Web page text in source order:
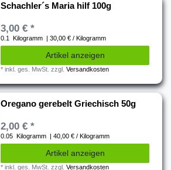
Schachler´s Maria hilf 100g
3,00 € *
0.1 Kilogramm | 30,00 € / Kilogramm
Artikel anzeigen
*inkl. ges. MwSt. zzgl.Versandkosten
Oregano gerebelt Griechisch 50g
2,00 € *
0.05 Kilogramm | 40,00 € / Kilogramm
Artikel anzeigen
*inkl. ges. MwSt. zzgl.Versandkosten